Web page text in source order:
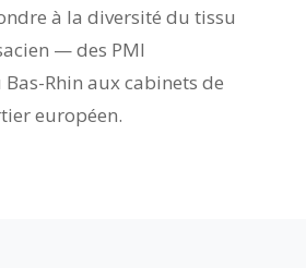
à la diversité du tissu
— des PMI
Rhin aux cabinets de
européen.